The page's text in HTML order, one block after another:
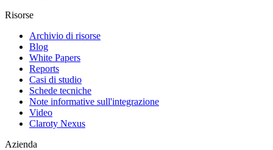
Risorse
Archivio di risorse
Blog
White Papers
Reports
Casi di studio
Schede tecniche
Note informative sull'integrazione
Video
Claroty Nexus
Azienda